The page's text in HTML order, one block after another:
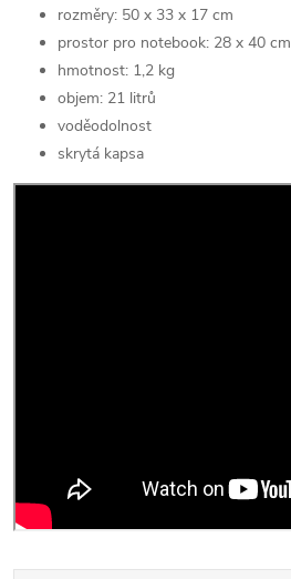
rozměry: 50 x 33 x 17 cm
prostor pro notebook: 28 x 40 cm
hmotnost: 1,2 kg
objem: 21 litrů
voděodolnost
skrytá kapsa